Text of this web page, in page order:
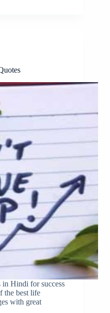
in Hindi for success
the best life
with great